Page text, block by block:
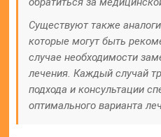
Существуют также
которые могут быть
случае необходимости
лечения. Каждый случай
подхода и консультации
оптимального варианта